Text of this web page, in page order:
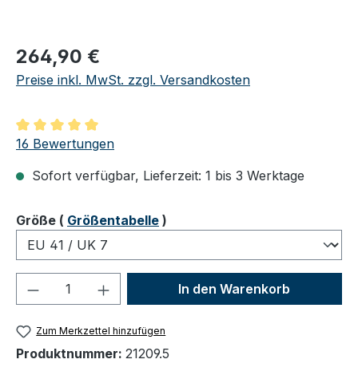
Regulärer Preis:
264,90 €
Preise inkl. MwSt. zzgl. Versandkosten
Durchschnittliche Bewertung von 5 von 5 Sternen
16 Bewertungen
Sofort verfügbar, Lieferzeit: 1 bis 3 Werktage
Größeauswählen
( Größentabelle )
Produkt Anzahl: Gib denIn den Warenkorb
Zum Merkzettel hinzufügen
Produktnummer: 21209.5